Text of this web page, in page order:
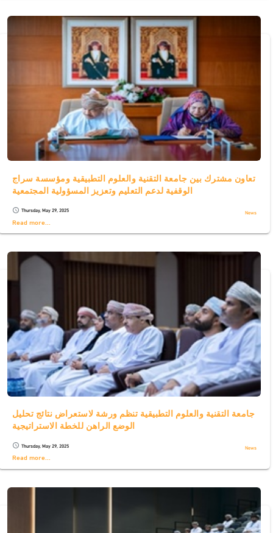
تعاون مشترك بين جامعة التقنية والعلوم التطبيقية ومؤسسة سراج
الوقفية لدعم التعليم وتعزيز المسؤولية المجتمعية
schedule Thursday, May 29, 2025 News
Read more...
جامعة التقنية والعلوم التطبيقية تنظم ورشة لاستعراض نتائج تحليل
الوضع الراهن للخطة الاستراتيجية
schedule Thursday, May 29, 2025 News
Read more...